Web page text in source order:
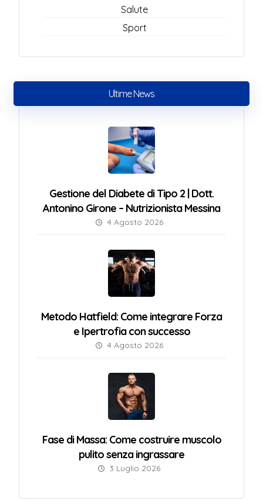
Salute
Sport
Ultime News
Gestione del Diabete di Tipo 2 | Dott.
Antonino Girone – Nutrizionista Messina
4 Agosto 2026
Metodo Hatfield: Come integrare Forza
e Ipertrofia con successo
4 Agosto 2026
Fase di Massa: Come costruire muscolo
pulito senza ingrassare
3 Luglio 2026